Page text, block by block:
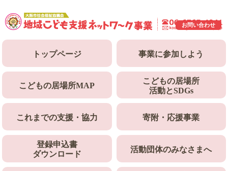
お問い合わせ
トップページ 事業に参加しよう
こどもの居場所MAP
こどもの居場所
活動とSDGs
これまでの支援・協力 寄附・ 応援事業
登録申込書
ダウンロード
活動団体のみなさまへ